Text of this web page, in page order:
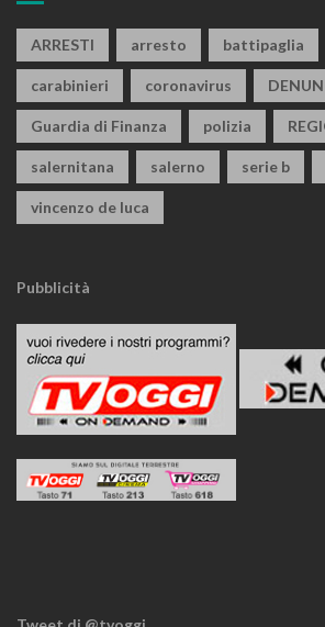
ARRESTI arresto battipaglia
carabinieri coronavirus
Guardia di Finanza polizia
salernitana salerno serie b
vincenzo de luca
Pubblicità